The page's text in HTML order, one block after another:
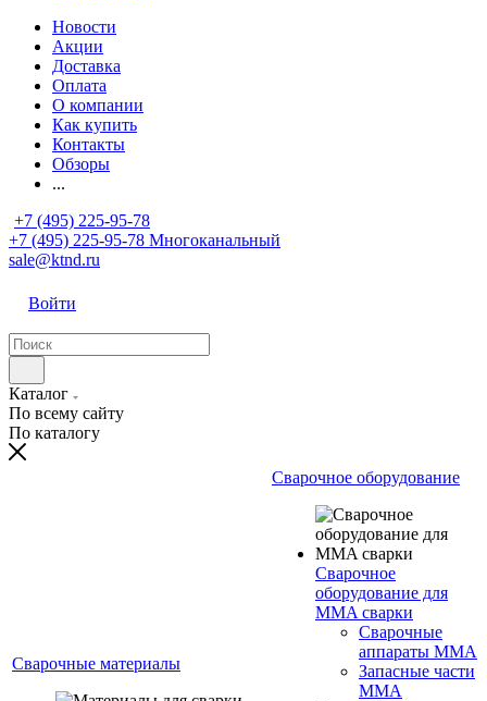
Новости
Акции
Доставка
Оплата
О компании
Как купить
Контакты
Обзоры
...
+7 (495) 225-95-78
+7 (495) 225-95-78 Многоканальный
sale@ktnd.ru
Войти
Каталог
По всему сайту
По каталогу
Сварочные материалы
Сварочное оборудование
Сварочное
оборудование для
MMA сварки
Сварочные
аппараты MMA
Запасные части
MMA